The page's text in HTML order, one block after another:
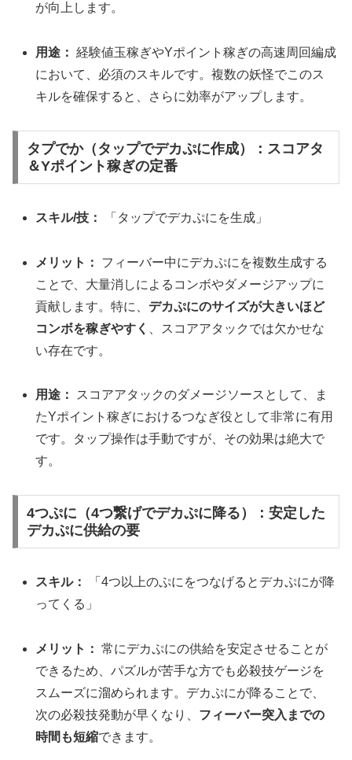
が向上します。
用途： 経験値玉稼ぎやYポイント稼ぎの高速周回編成
において、必須のスキルです。複数の妖怪でこのス
キルを確保すると、さらに効率がアップします。
タプでか（タップでデカぷに作成）：スコアタ
＆Yポイント稼ぎの定番
スキル/技： 「タップでデカぷにを生成」
メリット：
フィーバー中にデカぷにを複数生成する
ことで、大量消しによるコンボやダメージアップに
貢献します。特に、 デカぷにのサイズが大きいほど
コンボを稼ぎやすく
、スコアアタックでは欠かせな
い存在です。
用途：
スコアアタックのダメージソースとして、ま
たYポイント稼ぎにおけるつなぎ役として非常に有用
です。タップ操作は手動ですが、その効果は絶大で
す。
4つぷに（4つ繋げでデカぷに降る）：安定した
デカぷに供給の要
スキル：
「4つ以上のぷにをつなげるとデカぷにが降
ってくる」
メリット： 常にデカぷにの供給を安定させることが
できるため、パズルが苦手な方でも必殺技ゲージを
スムーズに溜められます。デカぷにが降ることで、
次の必殺技発動が早くなり、 フィーバー突入までの
時間も短縮できます。